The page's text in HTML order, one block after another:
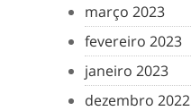
março 2023
fevereiro 2023
janeiro 2023
dezembro 2022